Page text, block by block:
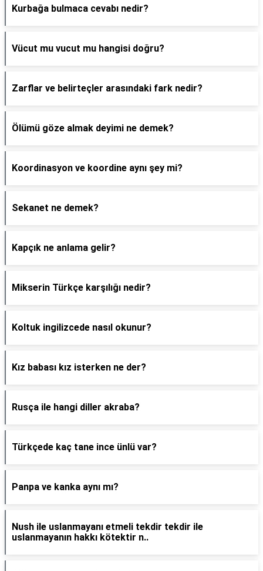
Kurbağa bulmaca cevabı nedir?
Vücut mu vucut mu hangisi doğru?
Zarflar ve belirteçler arasındaki fark nedir?
Ölümü göze almak deyimi ne demek?
Koordinasyon ve koordine aynı şey mi?
Sekanet ne demek?
Kapçık ne anlama gelir?
Mikserin Türkçe karşılığı nedir?
Koltuk ingilizcede nasıl okunur?
Kız babası kız isterken ne der?
Rusça ile hangi diller akraba?
Türkçede kaç tane ince ünlü var?
Panpa ve kanka aynı mı?
Nush ile uslanmayanı etmeli tekdir tekdir ile
uslanmayanın hakkı kötektir n..